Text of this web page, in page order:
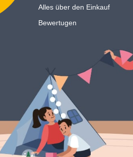
Alles über den Einkauf
Bewertugen